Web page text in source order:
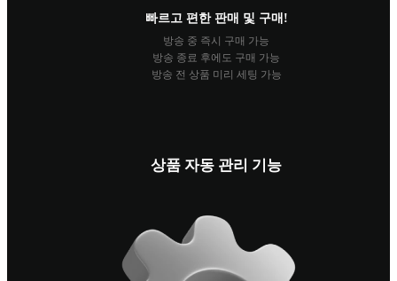
빠르고 편한 판매 및 구매!
방송 중 즉시 구매 가능
방송 종료 후에도 구매 가능
방송 전 상품 미리 세팅 가능
상품 자동 관리 기능